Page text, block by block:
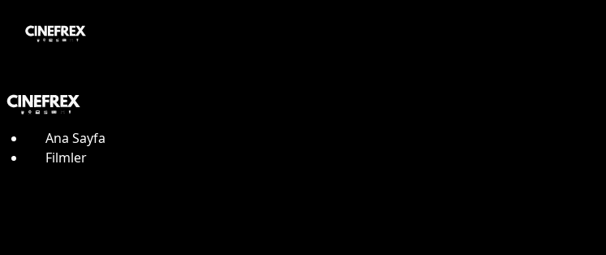
Ana Sayfa
Filmler